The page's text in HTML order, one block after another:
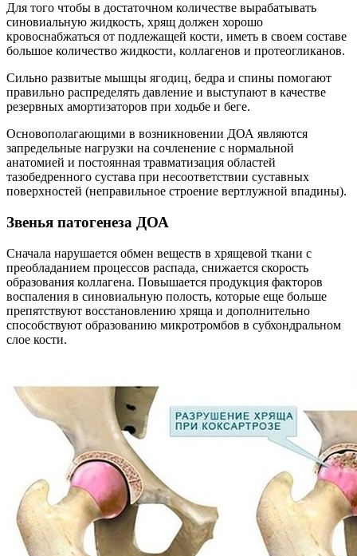
Для того чтобы в достаточном количестве вырабатывать
синовиальную жидкость, хрящ должен хорошо
кровоснабжаться от подлежащей кости, иметь в своем составе
большое количество жидкости, коллагенов и протеогликанов.
Сильно развитые мышцы ягодиц, бедра и спины помогают
правильно распределять давление и выступают в качестве
резервных амортизаторов при ходьбе и беге.
Основополагающими в возникновении ДОА являются
запредельные нагрузки на сочленение с нормальной
анатомией и постоянная травматизация областей
тазобедренного сустава при несоответствии суставных
поверхностей (неправильное строение вертлужной впадины).
Звенья патогенеза ДОА
Сначала нарушается обмен веществ в хрящевой ткани с
преобладанием процессов распада, снижается скорость
образования коллагена. Повышается продукция факторов
воспаления в синовиальную полость, которые еще больше
препятствуют восстановлению хряща и дополнительно
способствуют образованию микротромбов в субхондральном
слое кости.